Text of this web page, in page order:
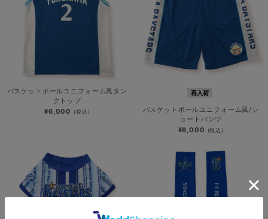
バスケットボールユニフォーム風タン
クトップ
¥6,000 (税込)
再入荷
バスケットボールユニフォーム風/シ
ョートパンツ
¥6,000 (税込)